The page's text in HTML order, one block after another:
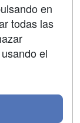
en
todas las
el